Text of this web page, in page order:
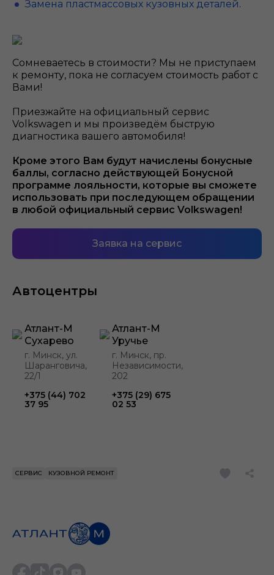
Замена пластмассовых кузовных деталей.
Сомневаетесь в стоимости? Мы не приступаем
к ремонту, пока не согласуем стоимость работ с
Вами!
Приезжайте на официальный сервис
Volkswagen и мы произведём быструю
диагностика вашего автомобиля!
Кроме этого Вам будут начислены бонусные
баллы, согласно действующей Бонусной
программе лояльности, которые вы сможете
использовать при последующем обращении
в любой официальный сервис Volkswagen!
Заявка на сервис
Автоцентры
Атлант-М
Сухарево
г. Минск, ул.
Шаранговича,
22/1
+375 (44) 702
37 95
Атлант-М
Уручье
г. Минск, пр.
Независимости,
202
+375 (29) 675
02 53
СЕРВИС КУЗОВНОЙ РЕМОНТ